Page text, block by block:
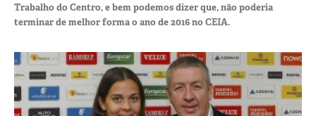
Trabalho do Centro, e bem podemos dizer que, não poderia
terminar de melhor forma o ano de 2016 no CEIA.